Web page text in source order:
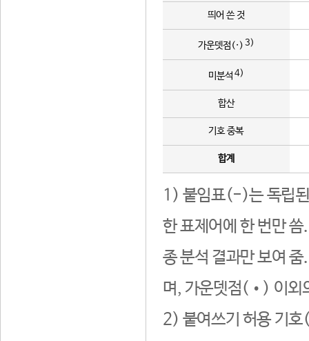
띄어 쓴 것
가운뎃점(·) 3)
미분석 4)
합산
기호 중복
합계
1) 붙임표(-)는 독립된
한 표제어에 한 번만
종 분석 결과만 보여
며, 가운뎃점(•) 이외
2) 붙여쓰기 허용 기호